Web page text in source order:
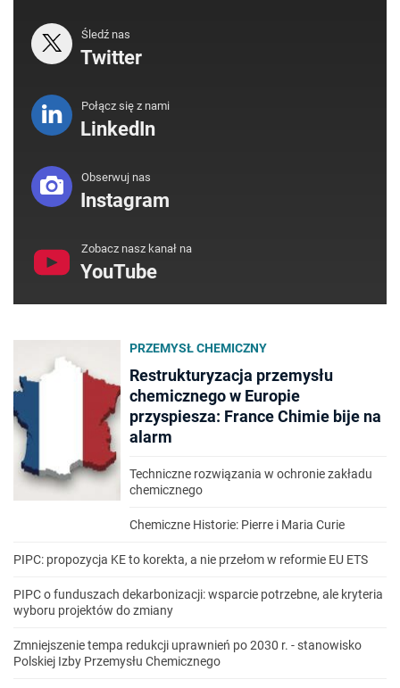
Śledź nas
Twitter
Połącz się z nami
LinkedIn
Obserwuj nas
Instagram
Zobacz nasz kanał na
YouTube
PRZEMYSŁ CHEMICZNY
Restrukturyzacja przemysłu
chemicznego w Europie
przyspiesza: France Chimie bije na
alarm
Techniczne rozwiązania w ochronie zakładu
chemicznego
Chemiczne Historie: Pierre i Maria Curie
PIPC: propozycja KE to korekta, a nie przełom w reformie EU ETS
PIPC o funduszach dekarbonizacji: wsparcie potrzebne, ale kryteria
wyboru projektów do zmiany
Zmniejszenie tempa redukcji uprawnień po 2030 r. - stanowisko
Polskiej Izby Przemysłu Chemicznego